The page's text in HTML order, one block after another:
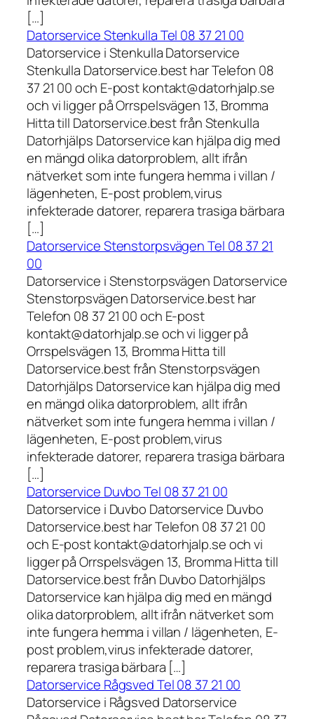
[…]
Datorservice Stenkulla Tel 08 37 21 00
Datorservice i Stenkulla Datorservice
Stenkulla Datorservice.best har Telefon 08
37 21 00 och E-post kontakt@datorhjalp.se
och vi ligger på Orrspelsvägen 13, Bromma
Hitta till Datorservice.best från Stenkulla
Datorhjälps Datorservice kan hjälpa dig med
en mängd olika datorproblem, allt ifrån
nätverket som inte fungera hemma i villan /
lägenheten, E-post problem,virus
infekterade datorer, reparera trasiga bärbara
[…]
Datorservice Stenstorpsvägen Tel 08 37 21
00
Datorservice i Stenstorpsvägen Datorservice
Stenstorpsvägen Datorservice.best har
Telefon 08 37 21 00 och E-post
kontakt@datorhjalp.se och vi ligger på
Orrspelsvägen 13, Bromma Hitta till
Datorservice.best från Stenstorpsvägen
Datorhjälps Datorservice kan hjälpa dig med
en mängd olika datorproblem, allt ifrån
nätverket som inte fungera hemma i villan /
lägenheten, E-post problem,virus
infekterade datorer, reparera trasiga bärbara
[…]
Datorservice Duvbo Tel 08 37 21 00
Datorservice i Duvbo Datorservice Duvbo
Datorservice.best har Telefon 08 37 21 00
och E-post kontakt@datorhjalp.se och vi
ligger på Orrspelsvägen 13, Bromma Hitta till
Datorservice.best från Duvbo Datorhjälps
Datorservice kan hjälpa dig med en mängd
olika datorproblem, allt ifrån nätverket som
inte fungera hemma i villan / lägenheten, E-
post problem,virus infekterade datorer,
reparera trasiga bärbara […]
Datorservice Rågsved Tel 08 37 21 00
Datorservice i Rågsved Datorservice